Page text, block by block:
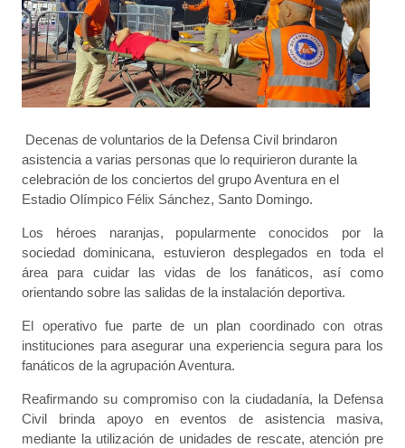
Decenas de voluntarios de la Defensa Civil brindaron
asistencia a varias personas que lo requirieron durante la
celebración de los conciertos del grupo Aventura en el
Estadio Olímpico Félix Sánchez, Santo Domingo.
Los héroes naranjas, popularmente conocidos por la
sociedad dominicana, estuvieron desplegados en toda el
área para cuidar las vidas de los fanáticos, así como
orientando sobre las salidas de la instalación deportiva.
El operativo fue parte de un plan coordinado con otras
instituciones para asegurar una experiencia segura para los
fanáticos de la agrupación Aventura.
Reafirmando su compromiso con la ciudadanía, la Defensa
Civil brinda apoyo en eventos de asistencia masiva,
mediante la utilización de unidades de rescate, atención pre